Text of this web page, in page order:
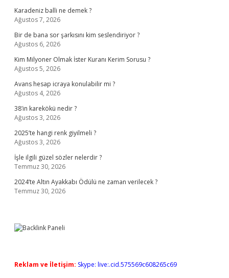
Karadeniz balli ne demek ?
Ağustos 7, 2026
Bir de bana sor şarkısını kim seslendiriyor ?
Ağustos 6, 2026
Kim Milyoner Olmak İster Kuranı Kerim Sorusu ?
Ağustos 5, 2026
Avans hesap icraya konulabilir mi ?
Ağustos 4, 2026
38’in karekökü nedir ?
Ağustos 3, 2026
2025’te hangi renk giyilmeli ?
Ağustos 3, 2026
İşle ilgili güzel sözler nelerdir ?
Temmuz 30, 2026
2024’te Altın Ayakkabı Ödülü ne zaman verilecek ?
Temmuz 30, 2026
Reklam ve İletişim: Skype: live:.cid.575569c608265c69